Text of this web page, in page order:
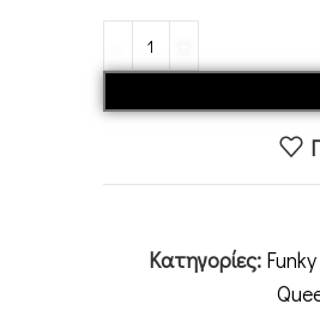
Κατηγορίες: